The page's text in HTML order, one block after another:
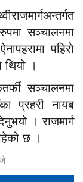
सञ्चालनमा
पहिराे
थियो ।
सञ्चालनमा
प्रहरी नायब
। राजमार्ग
छ ।